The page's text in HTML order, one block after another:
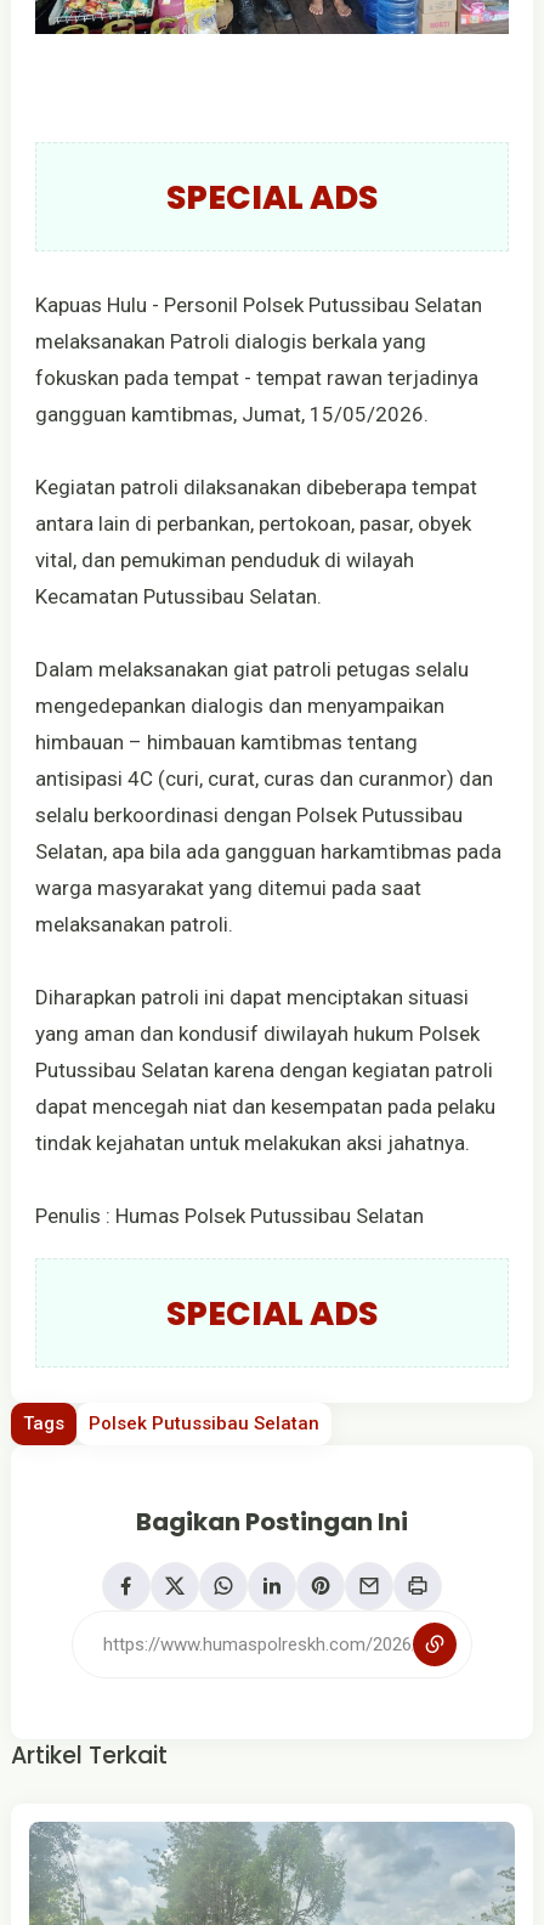
SPECIAL ADS
Kapuas Hulu - Personil Polsek Putussibau Selatan
melaksanakan Patroli dialogis berkala yang
fokuskan pada tempat - tempat rawan terjadinya
gangguan kamtibmas, Jumat, 15/05/2026.
Kegiatan patroli dilaksanakan dibeberapa tempat
antara lain di perbankan, pertokoan, pasar, obyek
vital, dan pemukiman penduduk di wilayah
Kecamatan Putussibau Selatan.
Dalam melaksanakan giat patroli petugas selalu
mengedepankan dialogis dan menyampaikan
himbauan – himbauan kamtibmas tentang
antisipasi 4C (curi, curat, curas dan curanmor) dan
selalu berkoordinasi dengan Polsek Putussibau
Selatan, apa bila ada gangguan harkamtibmas pada
warga masyarakat yang ditemui pada saat
melaksanakan patroli.
Diharapkan patroli ini dapat menciptakan situasi
yang aman dan kondusif diwilayah hukum Polsek
Putussibau Selatan karena dengan kegiatan patroli
dapat mencegah niat dan kesempatan pada pelaku
tindak kejahatan untuk melakukan aksi jahatnya.
Penulis : Humas Polsek Putussibau Selatan
SPECIAL ADS
Tags Polsek Putussibau Selatan
Bagikan Postingan Ini
Artikel Terkait